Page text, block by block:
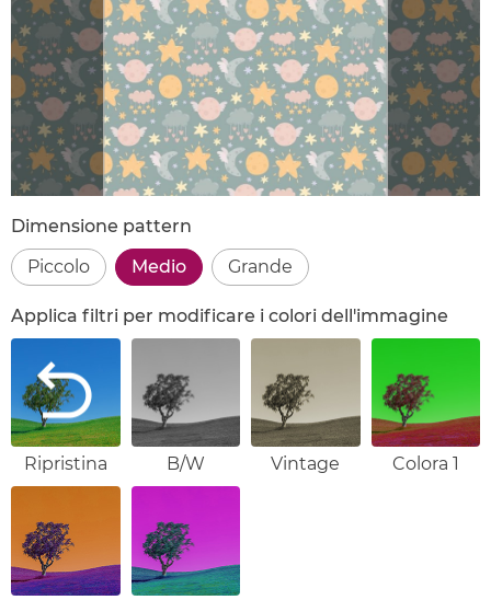
Dimensione pattern
Piccolo
Medio Grande
Applica filtri per modificare i colori dell'immagine
Ripristina B/W Vintage Colora 1